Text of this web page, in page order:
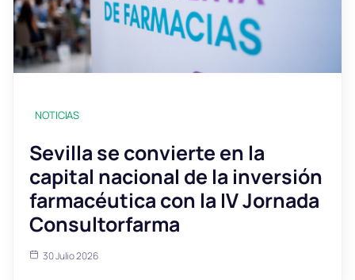
NOTICIAS
Sevilla se convierte en la
capital nacional de la inversión
farmacéutica con la IV Jornada
Consultorfarma
30 Julio 2026